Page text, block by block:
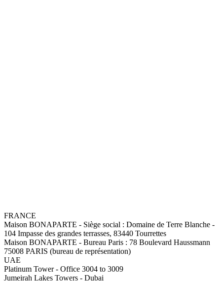
FRANCE
Maison BONAPARTE - Siège social : Domaine de Terre Blanche -
104 Impasse des grandes terrasses, 83440 Tourrettes
Maison BONAPARTE - Bureau Paris : 78 Boulevard Haussmann
75008 PARIS (bureau de représentation)
UAE
Platinum Tower - Office 3004 to 3009
Jumeirah Lakes Towers - Dubai